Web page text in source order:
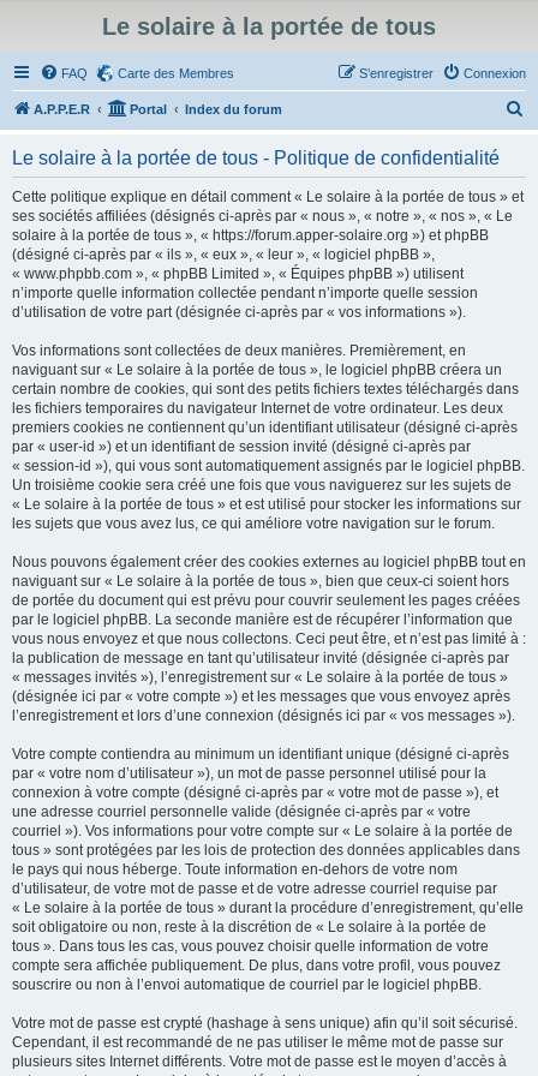
Le solaire à la portée de tous
FAQ Carte des Membres Connexion
S’enregistrer
A.P.P.E.R Portal Index du forum
Le solaire à la portée de tous - Politique de confidentialité
Cette politique explique en détail comment « Le solaire à la portée de tous » et
ses sociétés affiliées (désignés ci-après par « nous », « notre », « nos », « Le
solaire à la portée de tous », « https://forum.apper-solaire.org ») et phpBB
(désigné ci-après par « ils », « eux », « leur », « logiciel phpBB »,
« www.phpbb.com », « phpBB Limited », « Équipes phpBB ») utilisent
n’importe quelle information collectée pendant n’importe quelle session
d’utilisation de votre part (désignée ci-après par « vos informations »).
Vos informations sont collectées de deux manières. Premièrement, en
naviguant sur « Le solaire à la portée de tous », le logiciel phpBB créera un
certain nombre de cookies, qui sont des petits fichiers textes téléchargés dans
les fichiers temporaires du navigateur Internet de votre ordinateur. Les deux
premiers cookies ne contiennent qu’un identifiant utilisateur (désigné ci-après
par « user-id ») et un identifiant de session invité (désigné ci-après par
« session-id »), qui vous sont automatiquement assignés par le logiciel phpBB.
Un troisième cookie sera créé une fois que vous naviguerez sur les sujets de
« Le solaire à la portée de tous » et est utilisé pour stocker les informations sur
les sujets que vous avez lus, ce qui améliore votre navigation sur le forum.
Nous pouvons également créer des cookies externes au logiciel phpBB tout en
naviguant sur « Le solaire à la portée de tous », bien que ceux-ci soient hors
de portée du document qui est prévu pour couvrir seulement les pages créées
par le logiciel phpBB. La seconde manière est de récupérer l’information que
vous nous envoyez et que nous collectons. Ceci peut être, et n’est pas limité à :
la publication de message en tant qu’utilisateur invité (désignée ci-après par
« messages invités »), l’enregistrement sur « Le solaire à la portée de tous »
(désignée ici par « votre compte ») et les messages que vous envoyez après
l’enregistrement et lors d’une connexion (désignés ici par « vos messages »).
Votre compte contiendra au minimum un identifiant unique (désigné ci-après
par « votre nom d’utilisateur »), un mot de passe personnel utilisé pour la
connexion à votre compte (désigné ci-après par « votre mot de passe »), et
une adresse courriel personnelle valide (désignée ci-après par « votre
courriel »). Vos informations pour votre compte sur « Le solaire à la portée de
tous » sont protégées par les lois de protection des données applicables dans
le pays qui nous héberge. Toute information en-dehors de votre nom
d’utilisateur, de votre mot de passe et de votre adresse courriel requise par
« Le solaire à la portée de tous » durant la procédure d’enregistrement, qu’elle
soit obligatoire ou non, reste à la discrétion de « Le solaire à la portée de
tous ». Dans tous les cas, vous pouvez choisir quelle information de votre
compte sera affichée publiquement. De plus, dans votre profil, vous pouvez
souscrire ou non à l’envoi automatique de courriel par le logiciel phpBB.
Votre mot de passe est crypté (hashage à sens unique) afin qu’il soit sécurisé.
Cependant, il est recommandé de ne pas utiliser le même mot de passe sur
plusieurs sites Internet différents. Votre mot de passe est le moyen d’accès à